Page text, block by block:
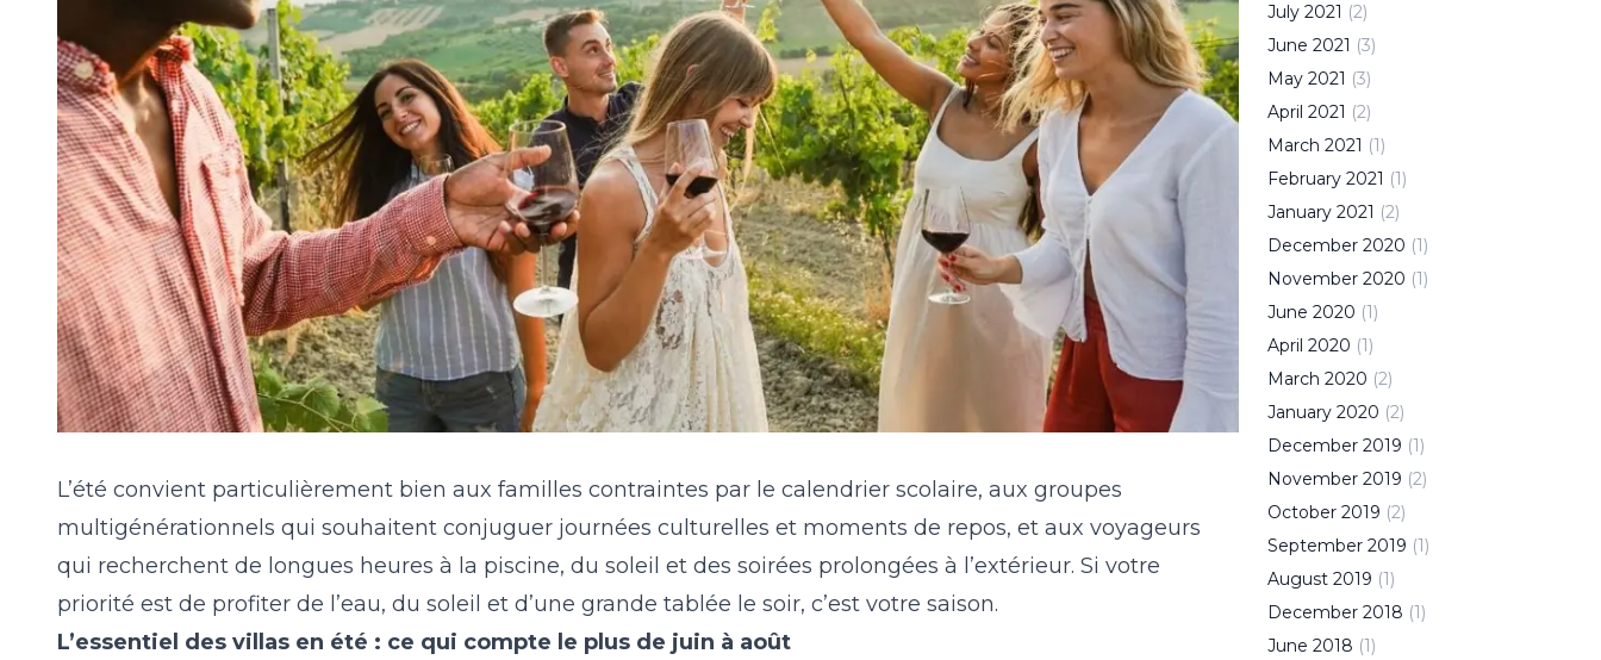
L’été convient particulièrement bien aux familles contraintes par le calendrier scolaire, aux groupes
multigénérationnels qui souhaitent conjuguer journées culturelles et moments de repos, et aux voyageurs
qui recherchent de longues heures à la piscine, du soleil et des soirées prolongées à l’extérieur. Si votre
priorité est de profiter de l’eau, du soleil et d’une grande tablée le soir, c’est votre saison.
L’essentiel des villas en été : ce qui compte le plus de juin à août
July 2021 (2)
June 2021 (3)
May 2021 (3)
April 2021 (2)
March 2021 (1)
February 2021 (1)
January 2021 (2)
December 2020 (1)
November 2020 (1)
June 2020 (1)
April 2020 (1)
March 2020 (2)
January 2020 (2)
December 2019 (1)
November 2019 (2)
October 2019 (2)
September 2019 (1)
August 2019 (1)
December 2018 (1)
June 2018 (1)